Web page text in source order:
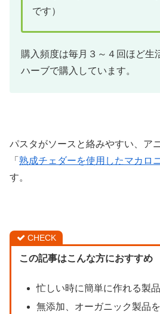
です）
購入頻度は毎月３～４回ほど生
ハーブで購入しています。
パスタがソースと絡みやすい、ア
「 熟成チェダーを使用したマカロ
す。
CHECK
この記事はこんな方におすすめ
忙しい時に簡単に作れる製
無添加、オーガニック製品